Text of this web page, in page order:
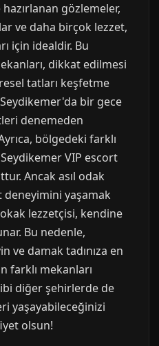
gözlemeler,
ve daha birçok lezzet,
için idealdir. Bu
dikkat edilmesi
tatları keşfetme
bir gece
denemeden
bölgedeki farklı
VIP escort
Ancak asıl odak
deneyimini yaşamak
lezzetçisi, kendine
Bu nedenle,
ve damak tadınıza en
farklı mekanları
diğer şehirlerde de
yaşayabileceğinizi
olsun!